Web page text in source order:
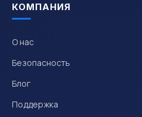
КОМПАНИЯ
О нас
Безопасность
Блог
Поддержка